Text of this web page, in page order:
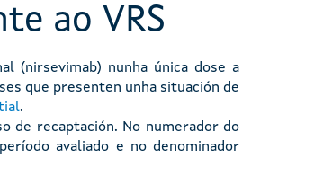
ao VRS
(nirsevimab) nunha única dose a
que presenten unha situación de
.
de recaptación. No numerador do
avaliado e no denominador